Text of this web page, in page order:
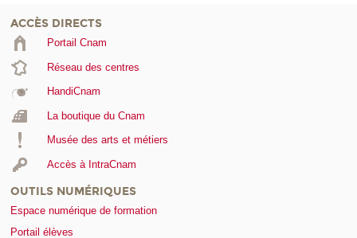
ACCÈS DIRECTS
Portail Cnam
Réseau des centres
HandiCnam
La boutique du Cnam
Musée des arts et métiers
Accès à IntraCnam
OUTILS NUMÉRIQUES
Espace numérique de formation
Portail élèves